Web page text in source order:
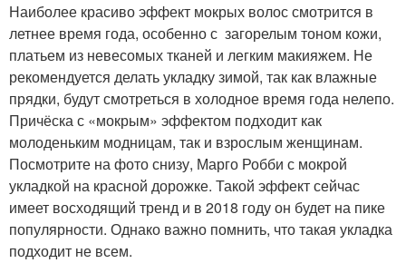
Наиболее красиво эффект мокрых волос смотрится в
летнее время года, особенно с загорелым тоном кожи,
платьем из невесомых тканей и легким макияжем. Не
рекомендуется делать укладку зимой, так как влажные
прядки, будут смотреться в холодное время года нелепо.
Причёска с «мокрым» эффектом подходит как
молоденьким модницам, так и взрослым женщинам.
Посмотрите на фото снизу, Марго Робби с мокрой
укладкой на красной дорожке. Такой эффект сейчас
имеет восходящий тренд и в 2018 году он будет на пике
популярности. Однако важно помнить, что такая укладка
подходит не всем.